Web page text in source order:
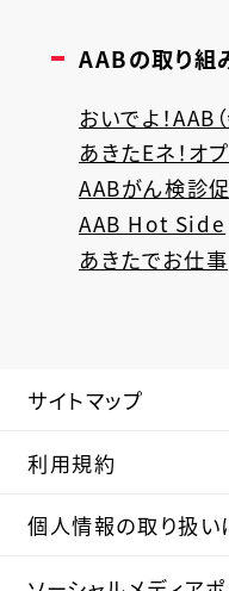
AABの取り組
おいでよ！AAB
あきたEネ！オ
AABがん検診
AAB Hot Side
あきたでお仕事
サイトマップ
利用規約
個人情報の取り扱い